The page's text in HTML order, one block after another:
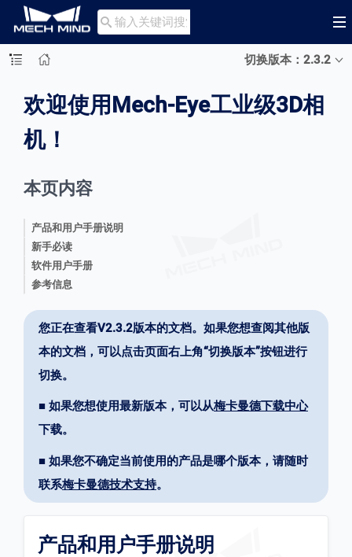

切换版本：2.3.2
欢迎使用Mech-Eye工业级3D相
机！
本页内容
产品和用户手册说明
新手必读
软件用户手册
参考信息
您正在查看V2.3.2版本的文档。如果您想查阅其他版
本的文档，可以点击页面右上角“切换版本”按钮进行
切换。
■ 如果您想使用最新版本，可以从梅卡曼德下载中心
下载。
■ 如果您不确定当前使用的产品是哪个版本，请随时
联系梅卡曼德技术支持。
产品和用户手册说明